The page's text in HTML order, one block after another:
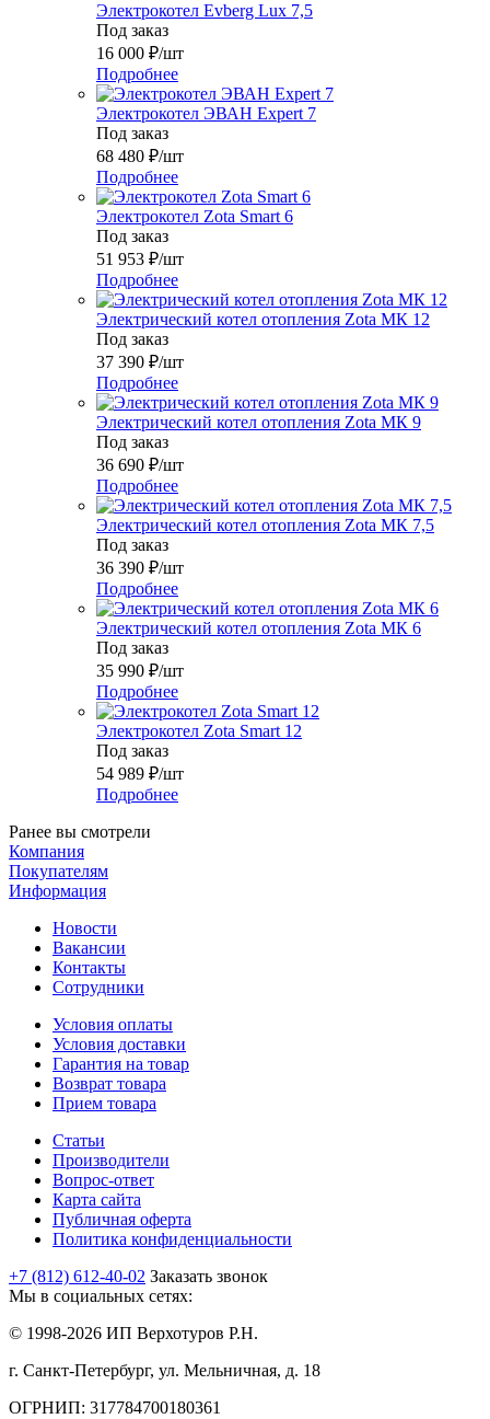
Электрокотел Evberg Lux 7,5
Под заказ
16 000 ₽/шт
Подробнее
Электрокотел ЭВАН Expert 7
Под заказ
68 480 ₽/шт
Подробнее
Электрокотел Zota Smart 6
Под заказ
51 953 ₽/шт
Подробнее
Электрический котел отопления Zota МК 12
Под заказ
37 390 ₽/шт
Подробнее
Электрический котел отопления Zota МК 9
Под заказ
36 690 ₽/шт
Подробнее
Электрический котел отопления Zota МК 7,5
Под заказ
36 390 ₽/шт
Подробнее
Электрический котел отопления Zota МК 6
Под заказ
35 990 ₽/шт
Подробнее
Электрокотел Zota Smart 12
Под заказ
54 989 ₽/шт
Подробнее
Ранее вы смотрели
Компания
Покупателям
Информация
Новости
Вакансии
Контакты
Сотрудники
Условия оплаты
Условия доставки
Гарантия на товар
Возврат товара
Прием товара
Статьи
Производители
Вопрос-ответ
Карта сайта
Публичная оферта
Политика конфиденциальности
+7 (812) 612-40-02 Заказать звонок
Мы в социальных сетях:
© 1998-2026 ИП Верхотуров Р.Н.
г. Санкт-Петербург, ул. Мельничная, д. 18
ОГРНИП: 317784700180361